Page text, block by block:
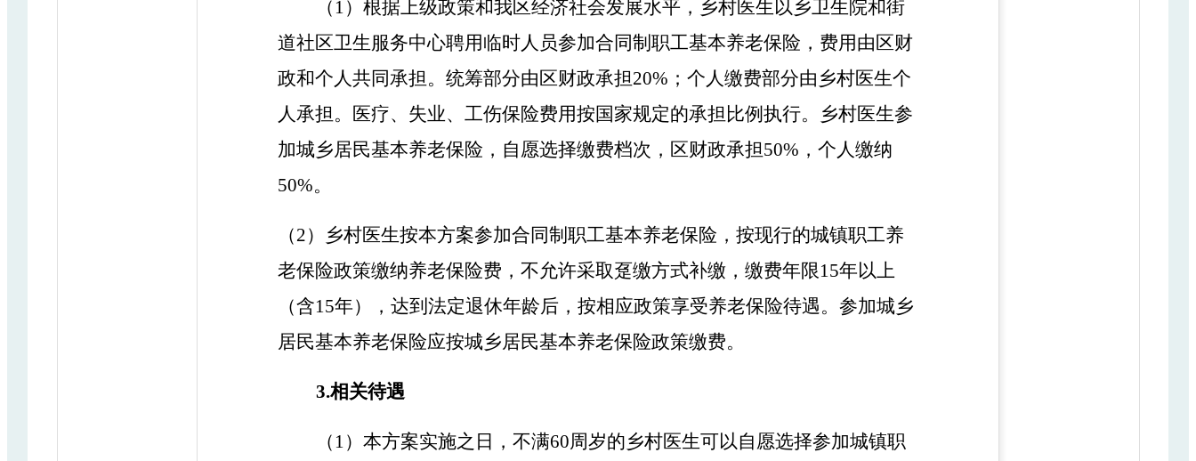
（ 1） 根据上级政策和我区经济社会发展水平，乡村医生以乡卫生院和街
道社区卫生服务中心聘用临时人员参加合同制 职工基本养老保险 ，费用由区财
政和个人共同承担。 统筹部分由区财政承担20% ； 个人缴费部分由 乡村医生个
人承担 。 医疗、失业、工伤保险费用按国家规定的承担比例执行。 乡村医生参
加城乡居民基本养老保险，自愿选择缴费档次，区财政承担50%，个人缴纳
50%。
（2） 乡村医生按本方案参加合同制 职工基本养老保险， 按现行的城镇职工养
老保险政策缴纳养老保险费，不允许采取趸缴方式补缴，缴费年限15年以上
（含15年） ，达到法定退休年龄后， 按相应政策享受养老保险待遇。参加城乡
居民基本养老保险应按城乡居民基本养老保险政策缴费。
3.相关待遇
（ 1） 本方案实施之日， 不满60周岁的乡村医生可以自愿选择参加城镇职